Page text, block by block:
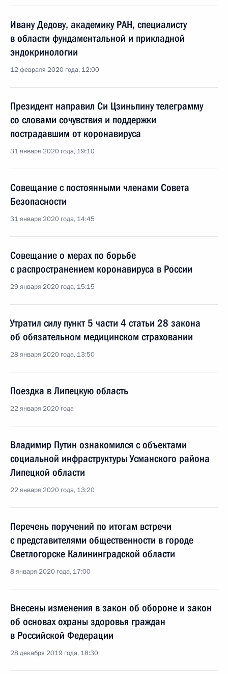
Ивану Дедову, академику РАН, специалисту
в области фундаментальной и прикладной
эндокринологии
12 февраля 2020 года, 12:00
Президент направил Си Цзиньпину телеграмму
со словами сочувствия и поддержки
пострадавшим от коронавируса
31 января 2020 года, 19:10
Совещание с постоянными членами Совета
Безопасности
31 января 2020 года, 14:45
Совещание о мерах по борьбе
с распространением коронавируса в России
29 января 2020 года, 15:15
Утратил силу пункт 5 части 4 статьи 28 закона
об обязательном медицинском страховании
28 января 2020 года, 13:50
Поездка в Липецкую область
22 января 2020 года
Владимир Путин ознакомился с объектами
социальной инфраструктуры Усманского района
Липецкой области
22 января 2020 года, 13:20
Перечень поручений по итогам встречи
с представителями общественности в городе
Светлогорске Калининградской области
8 января 2020 года, 17:00
Внесены изменения в закон об обороне и закон
об основах охраны здоровья граждан
в Российской Федерации
28 декабря 2019 года, 18:30